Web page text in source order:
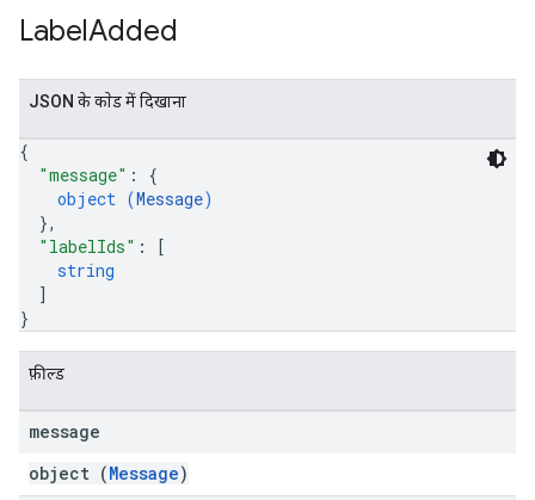
LabelAdded
JSON के काेड में दिखाना
{
"message" : {
object (Message)
},
"labelIds" :
[
string
]
}
फ़ील्ड
message
object (Message)